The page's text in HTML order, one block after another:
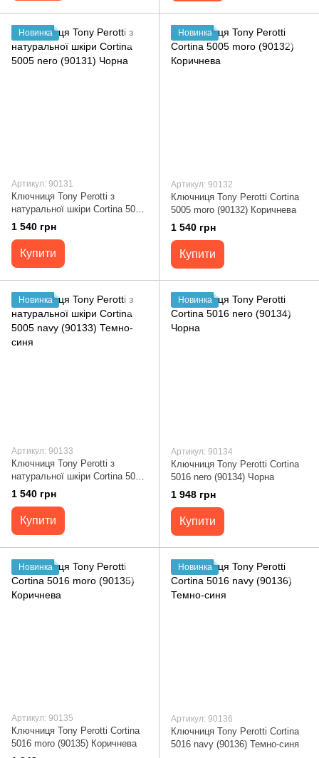
Новинка
Артикул: 90131
Ключниця Tony Perotti з
натуральної шкіри Cortina 5005
nero (90131) Чорна
1 540 грн
Купити
Новинка
Артикул: 90132
Ключниця Tony Perotti Cortina
5005 moro (90132) Коричнева
1 540 грн
Купити
Новинка
Артикул: 90133
Ключниця Tony Perotti з
натуральної шкіри Cortina 5005
navy (90133) Темно-синя
1 540 грн
Купити
Новинка
Артикул: 90134
Ключниця Tony Perotti Cortina
5016 nero (90134) Чорна
1 948 грн
Купити
Новинка
Артикул: 90135
Ключниця Tony Perotti Cortina
5016 moro (90135) Коричнева
Новинка
Артикул: 90136
Ключниця Tony Perotti Cortina
5016 navy (90136) Темно-синя